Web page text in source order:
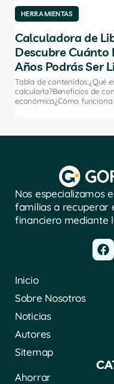
HERRAMIENTAS
Calculadora de
Descubre Cuánto
Años Podrás Ser
Tabla de contenidos:¿Qué
calcularla?Beneficios de
económica¿Cómo funciona
Nos especializamos
familias a recuperar
financiero mediante
Inicio
Sobre Nosotros
Noticias
Autores
Sitemap
Ahorrar